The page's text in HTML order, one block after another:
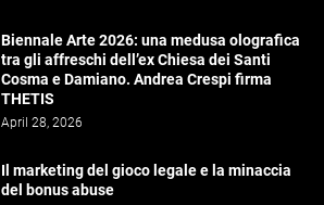
Biennale Arte 2026: una medusa olografica
tra gli affreschi dell’ex Chiesa dei Santi
Cosma e Damiano. Andrea Crespi firma
THETIS
April 28, 2026
Il marketing del gioco legale e la minaccia
del bonus abuse